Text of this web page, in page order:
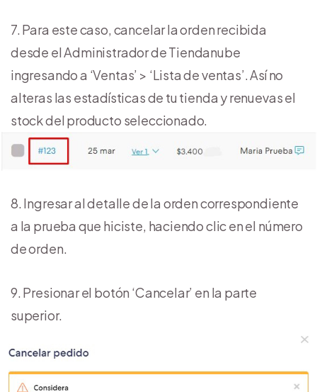
7. Para este caso, cancelar la orden recibida
desde el Administrador de Tiendanube
ingresando a ‘Ventas’ > ‘Lista de ventas’. Así no
alteras las estadísticas de tu tienda y renuevas el
stock del producto seleccionado.
8. Ingresar al detalle de la orden correspondiente
a la prueba que hiciste, haciendo clic en el número
de orden.
9. Presionar el botón ‘Cancelar’ en la parte
superior.